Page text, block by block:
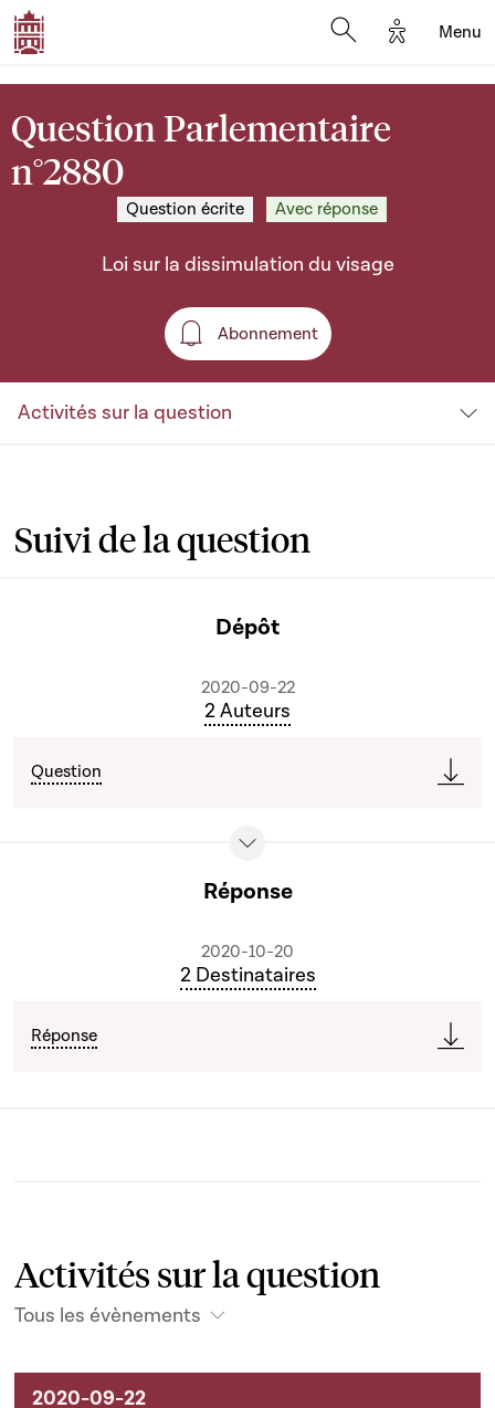
Options
Menu
Question Parlementaire
n°2880
Question écrite Avec réponse
Loi sur la dissimulation du visage
Abonnement
Abonnement
Activités sur la question
Suivi de la question
Dépôt
2020-09-22
2 Auteurs
Question
Réponse
2020-10-20
2 Destinataires
Réponse
Activités sur la question
Tous les évènements
Activités liées au dossier